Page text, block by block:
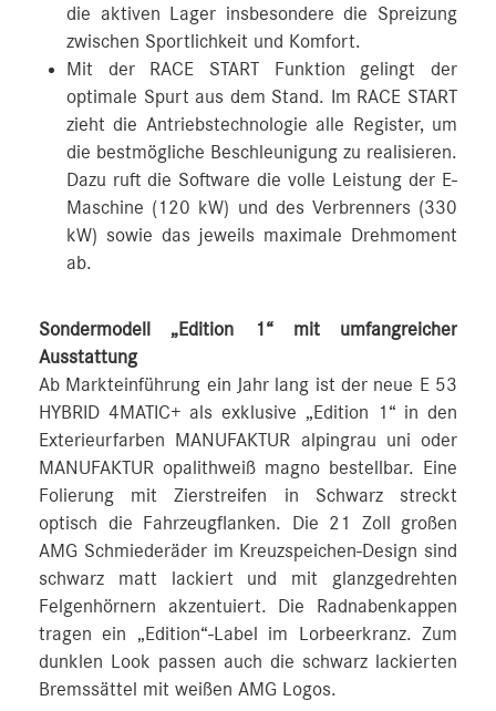
die aktiven Lager insbesondere die Spreizung
zwischen Sportlichkeit und Komfort.
Mit der RACE START Funktion gelingt der
optimale Spurt aus dem Stand. Im RACE START
zieht die Antriebstechnologie alle Register, um
die bestmögliche Beschleunigung zu realisieren.
Dazu ruft die Software die volle Leistung der E-
Maschine (120 kW) und des Verbrenners (330
kW) sowie das jeweils maximale Drehmoment
ab.
Sondermodell „Edition 1“ mit umfangreicher
Ausstattung
Ab Markteinführung ein Jahr lang ist der neue E 53
HYBRID 4MATIC+ als exklusive „Edition 1“ in den
Exterieurfarben MANUFAKTUR alpingrau uni oder
MANUFAKTUR opalithweiß magno bestellbar. Eine
Folierung mit Zierstreifen in Schwarz streckt
optisch die Fahrzeugflanken. Die 21 Zoll großen
AMG Schmiederäder im Kreuzspeichen-Design sind
schwarz matt lackiert und mit glanzgedrehten
Felgenhörnern akzentuiert. Die Radnabenkappen
tragen ein „Edition“-Label im Lorbeerkranz. Zum
dunklen Look passen auch die schwarz lackierten
Bremssättel mit weißen AMG Logos.